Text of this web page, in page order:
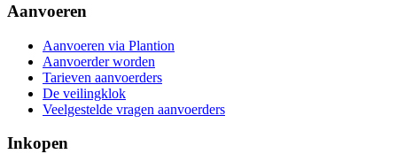
Aanvoeren
Aanvoeren via Plantion
Aanvoerder worden
Tarieven aanvoerders
De veilingklok
Veelgestelde vragen aanvoerders
Inkopen